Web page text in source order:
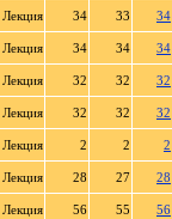
Лекция 34 33 34
Лекция 34 34 34
Лекция 32 32 32
Лекция 32 32 32
Лекция 2 2 2
Лекция 28 27 28
Лекция 56 55 56